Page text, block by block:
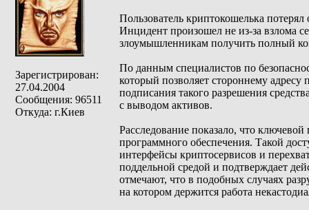
Зарегистрирован:
27.04.2004
Сообщения: 96511
Откуда: г.Киев
Пользователь криптокошелька
Инцидент произошел не из-за взлома
злоумышленникам получить полный
По данным специалистов по
который позволяет стороннему
подписания такого разрешения
с выводом активов.
Расследование показало, что
программного обеспечения. Такой
интерфейсы криптосервисов и
поддельной средой и подтверждает
отмечают, что в подобных случаях
на котором держится работа